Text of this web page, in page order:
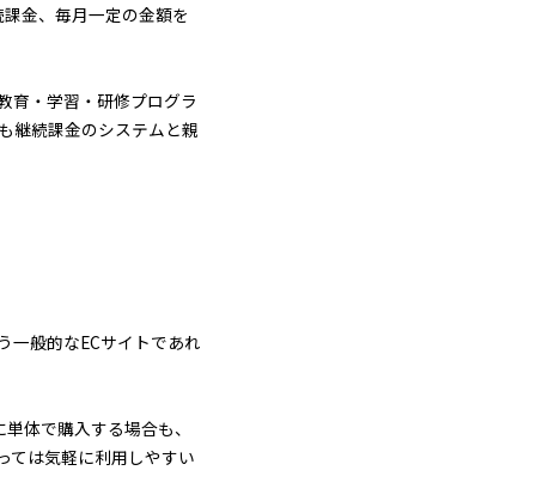
金、毎月一定の金額を
育・学習・研修プログラ
継続課金のシステムと親
一般的なECサイトであれ
体で購入する場合も、
ては気軽に利用しやすい